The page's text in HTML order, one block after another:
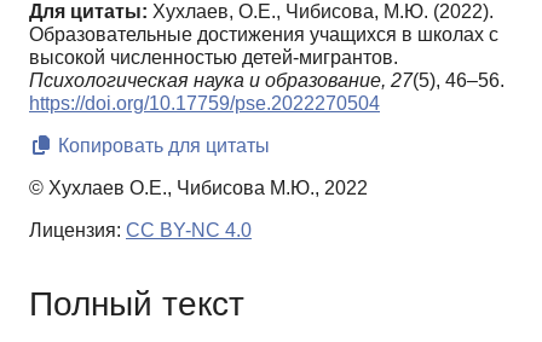
Для цитаты: Хухлаев, О.Е., Чибисова, М.Ю. (2022).
Образовательные достижения учащихся в школах с
высокой численностью детей-мигрантов.
Психологическая наука и образование, 27(5), 46–56.
https://doi.org/10.17759/pse.2022270504
Копировать для цитаты
© Хухлаев О.Е., Чибисова М.Ю., 2022
Лицензия: CC BY-NC 4.0
Полный текст